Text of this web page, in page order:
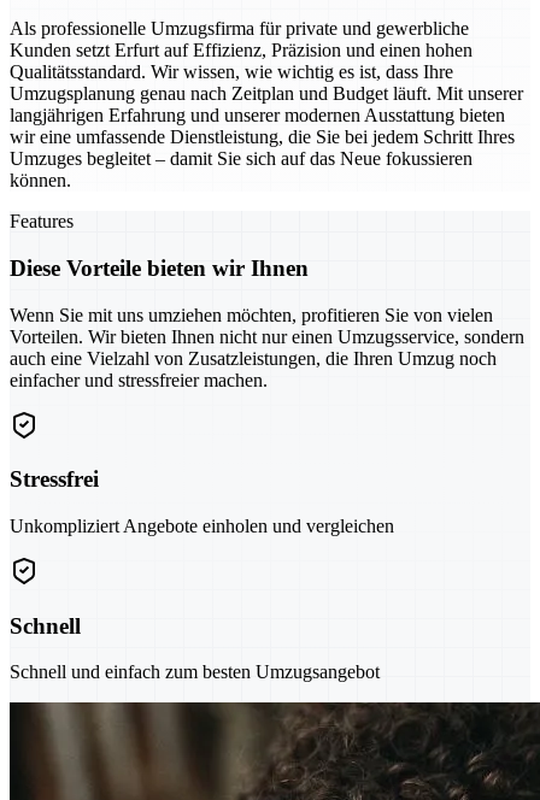
Als professionelle Umzugsfirma für private und gewerbliche
Kunden setzt Erfurt auf Effizienz, Präzision und einen hohen
Qualitätsstandard. Wir wissen, wie wichtig es ist, dass Ihre
Umzugsplanung genau nach Zeitplan und Budget läuft. Mit unserer
langjährigen Erfahrung und unserer modernen Ausstattung bieten
wir eine umfassende Dienstleistung, die Sie bei jedem Schritt Ihres
Umzuges begleitet – damit Sie sich auf das Neue fokussieren
können.
Features
Diese Vorteile bieten wir Ihnen
Wenn Sie mit uns umziehen möchten, profitieren Sie von vielen
Vorteilen. Wir bieten Ihnen nicht nur einen Umzugsservice, sondern
auch eine Vielzahl von Zusatzleistungen, die Ihren Umzug noch
einfacher und stressfreier machen.
Stressfrei
Unkompliziert Angebote einholen und vergleichen
Schnell
Schnell und einfach zum besten Umzugsangebot